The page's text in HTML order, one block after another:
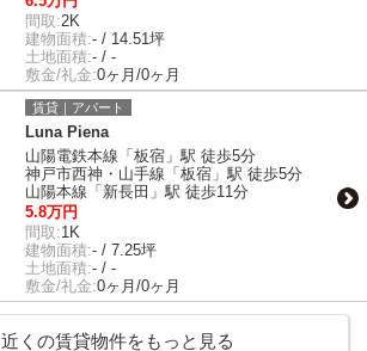
間取:2K
建物面積:- / 14.51坪
土地面積:- / -
敷金/礼金:0ヶ月/0ヶ月
賃貸｜アパート
Luna Piena
山陽電鉄本線「板宿」駅 徒歩5分
神戸市西神・山手線「板宿」駅 徒歩5分
山陽本線「新長田」駅 徒歩11分
5.8万円
間取:1K
建物面積:- / 7.25坪
土地面積:- / -
敷金/礼金:0ヶ月/0ヶ月
近くの賃貸物件をもっと見る